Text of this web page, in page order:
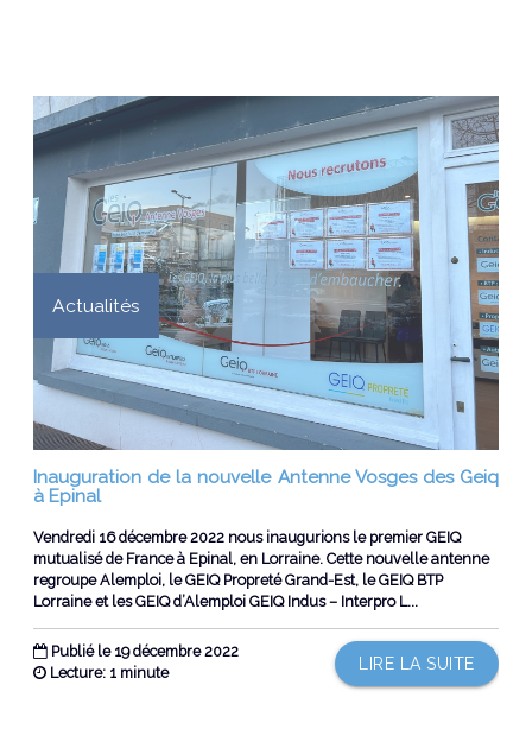
Actualités
Inauguration de la nouvelle Antenne Vosges des Geiq
à Epinal
Vendredi 16 décembre 2022 nous inaugurions le premier GEIQ
mutualisé de France à Epinal, en Lorraine. Cette nouvelle antenne
regroupe Alemploi, le GEIQ Propreté Grand-Est, le GEIQ BTP
Lorraine et les GEIQ d’Alemploi GEIQ Indus – Interpro L...
Publié le 19 décembre 2022
LIRE LA SUITE
Lecture: 1 minute